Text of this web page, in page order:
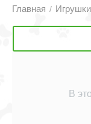
Главная / Игрушки
В